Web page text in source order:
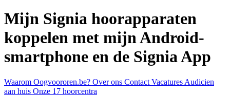
Mijn Signia hoorapparaten
koppelen met mijn Android-
smartphone en de Signia App
Waarom Oogvoororen.be? Over ons Contact Vacatures Audicien
aan huis Onze 17 hoorcentra